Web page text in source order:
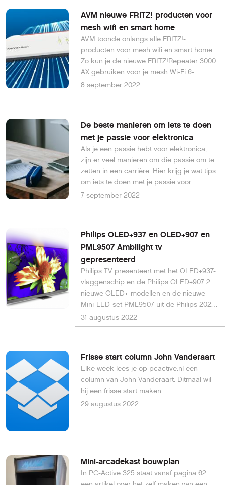
AVM nieuwe FRITZ! producten voor
mesh wifi en smart home
AVM toonde onlangs alle FRITZ!-
producten voor mesh wifi en smart home.
Zo kun je de nieuwe FRITZ!Repeater 3000
AX gebruiken voor je mesh Wi-Fi 6-
netwerk, kun je geld en energie besparen
met FRITZ!DECT en is er de grote
8 september 2022
De beste manieren om iets te doen
met je passie voor elektronica
Als je een passie hebt voor elektronica,
zijn er veel manieren om die passie om te
zetten in een carrière. Hier krijg je wat tips
om iets te doen met je passie voor
elektronica.
7 september 2022
Philips OLED+937 en OLED+907 en
PML9507 Ambilight tv
gepresenteerd
Philips TV presenteert met het OLED+937-
vlaggenschip en de Philips OLED+907 2
nieuwe OLED+-modellen en de nieuwe
Mini-LED-set PML9507 uit de Philips 2022
Ambilight TV-reeks.
31 augustus 2022
Frisse start column John Vanderaart
Elke week lees je op pcactive.nl een
column van John Vanderaart. Ditmaal wil
hij een frisse start maken.
29 augustus 2022
Mini-arcadekast bouwplan
In PC-Active 325 staat vanaf pagina 62